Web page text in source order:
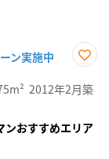
ン実施中
に入
り登
2012年2月築
ンおすすめエリア